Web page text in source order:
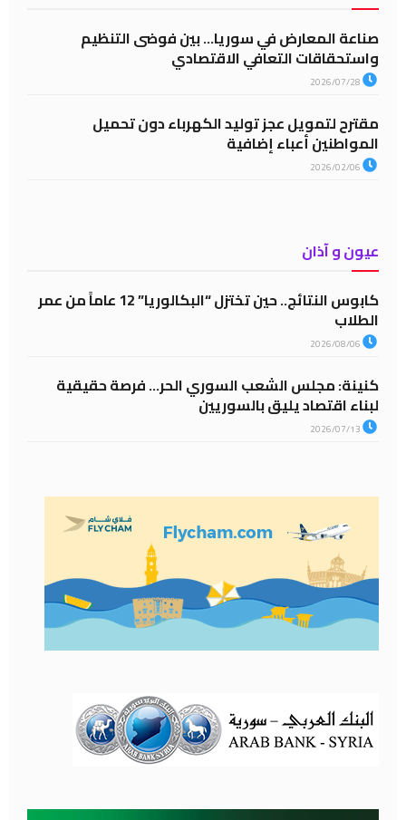
صناعة المعارض في سوريا… بين فوضى التنظيم
واستحقاقات التعافي الاقتصادي
مقترح لتمويل عجز توليد الكهرباء دون تحميل
المواطنين أعباء إضافية
عيون و آذان
كابوس النتائج.. حين تختزل “البكالوريا” 12 عاماً من عمر
الطلاب
كنينة: مجلس الشعب السوري الحر… فرصة حقيقية
لبناء اقتصاد يليق بالسوريين